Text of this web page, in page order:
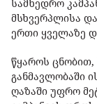
სამხედრო
მსხვერპლისა
ერთი ყველაზე
წყაროს ცნობით,
განმავლობაში
ღაზაში უფრო